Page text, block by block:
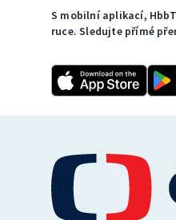
S mobilní aplikací,
ruce. Sledujte přímé